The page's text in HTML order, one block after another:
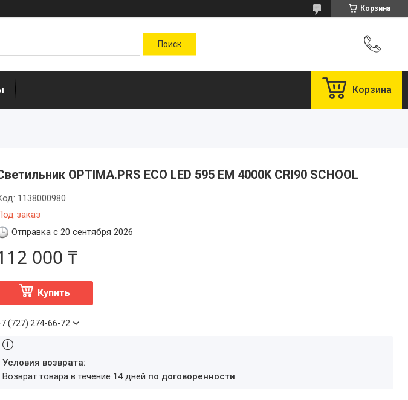
Корзина
Корзина
OPTIMA.PRS ECO LED 595 EM 4000K CRI90 SCHOOL
заказ
1138000980
Отправка с 20 сентября 2026
000 ₸
Купить
(727) 274-66-72
возврат товара в течение 14 дней по договоренности